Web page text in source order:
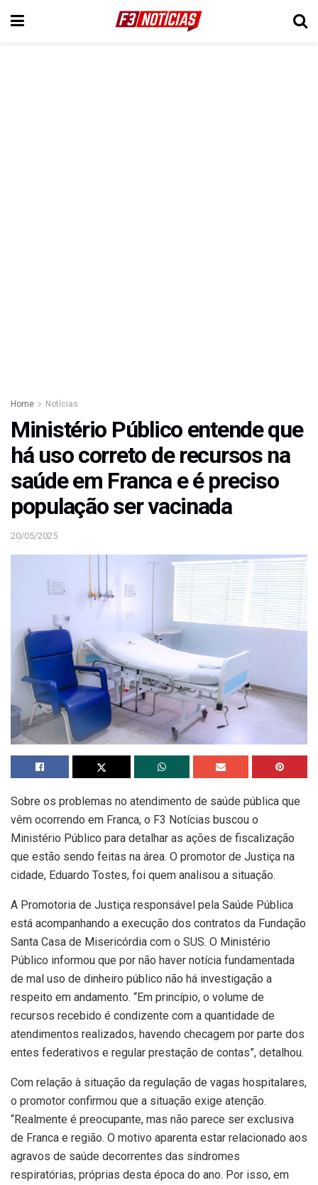
Home Notícias
Ministério Público entende que
há uso correto de recursos na
saúde em Franca e é preciso
população ser vacinada
20/05/2025
Sobre os problemas no atendimento de saúde pública que
vêm ocorrendo em Franca, o F3 Notícias buscou o
Ministério Público para detalhar as ações de fiscalização
que estão sendo feitas na área. O promotor de Justiça na
cidade, Eduardo Tostes, foi quem analisou a situação.
A Promotoria de Justiça responsável pela Saúde Pública
está acompanhando a execução dos contratos da Fundação
Santa Casa de Misericórdia com o SUS. O Ministério
Público informou que por não haver notícia fundamentada
de mal uso de dinheiro público não há investigação a
respeito em andamento. “Em princípio, o volume de
recursos recebido é condizente com a quantidade de
atendimentos realizados, havendo checagem por parte dos
entes federativos e regular prestação de contas”, detalhou.
Com relação à situação da regulação de vagas hospitalares,
o promotor confirmou que a situação exige atenção.
“Realmente é preocupante, mas não parece ser exclusiva
de Franca e região. O motivo aparenta estar relacionado aos
agravos de saúde decorrentes das síndromes
respiratórias, próprias desta época do ano. Por isso, em